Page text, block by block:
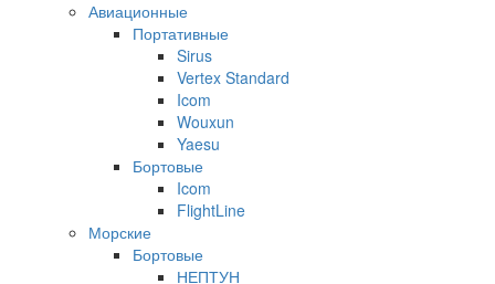
Авиационные
Портативные
Sirus
Vertex Standard
Icom
Wouxun
Yaesu
Бортовые
Icom
FlightLine
Морские
Бортовые
НЕПТУН